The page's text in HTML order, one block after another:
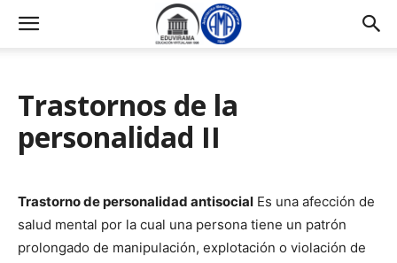
Trastornos de la
personalidad II
Trastorno de personalidad antisocial Es una afección de
salud mental por la cual una persona tiene un patrón
prolongado de manipulación, explotación o violación de